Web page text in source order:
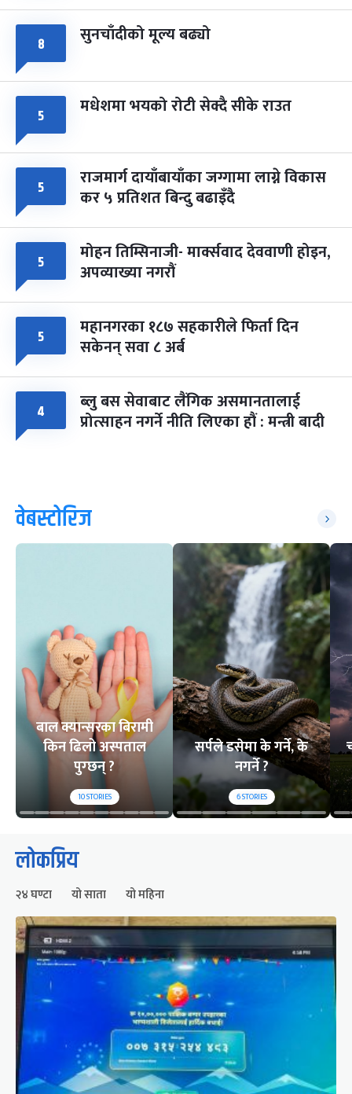
८ सुनचाँदीको मूल्य बढ्यो
५ मधेशमा भयको रोटी सेक्दै सीके राउत
५ राजमार्ग दायाँबायाँका जग्गामा लाग्ने विकास
कर ५ प्रतिशत बिन्दु बढाइँदै
५ मोहन तिम्सिनाजी- मार्क्सवाद देववाणी होइन,
अपव्याख्या नगरौं
५ महानगरका १८७ सहकारीले फिर्ता दिन
सकेनन् सवा ८ अर्ब
४ ब्लु बस सेवाबाट लैंगिक असमानतालाई
प्रोत्साहन नगर्ने नीति लिएका हौं : मन्त्री बादी
वेबस्टोरिज
बाल क्यान्सरका बिरामी
किन ढिलो अस्पताल
पुग्छन् ?
10STORIES
सर्पले डसेमा के गर्ने, के
नगर्ने ?
6STORIES
लोकप्रिय
२४ घण्टा यो साता यो महिना